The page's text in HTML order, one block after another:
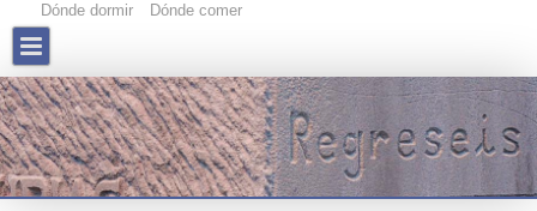
Dónde dormir Dónde comer